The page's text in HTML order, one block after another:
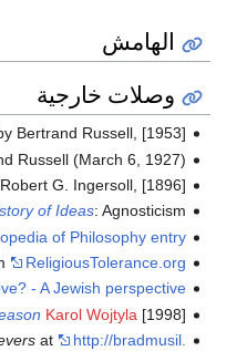
الهامش
وصلات خارجية
Bertrand Russell, [1953].
Russell (March 6, 1927).
G. Ingersoll, [1896].
of Ideas: Agnosticism
of Philosophy entry
ReligiousTolerance.org
- A Jewish perspective
Karol Wojtyla [1998]
at
http://bradmusil.